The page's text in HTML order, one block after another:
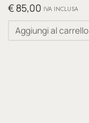
€85,00 IVA INCLUSA
Aggiungi al carrello